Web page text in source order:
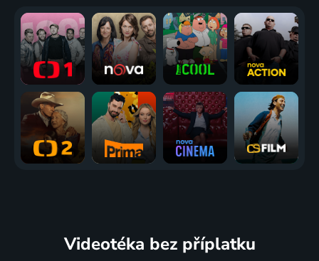
prípady,
ktoré
vstúpili do
dejín
2017 | Historický
malí
2017 | USA | Reality TV
strana
všeho
2017 | Francie
Stafford:
Ponechán
svému
osudu
81 %
18 dílů
Shark
Week
2010-2020 | USA | Dobrodružný
80 %
Guerrero
2017 | Mexiko
78
314 dílů
Nejsmrtelnější
úlovek
2005-2025 | USA | Dobrodružný, Reality TV
77
Expedice
Neznámo:
Hledání
mimozemšťanů
Spielberg
Já jsem
Videotéka bez příplatku